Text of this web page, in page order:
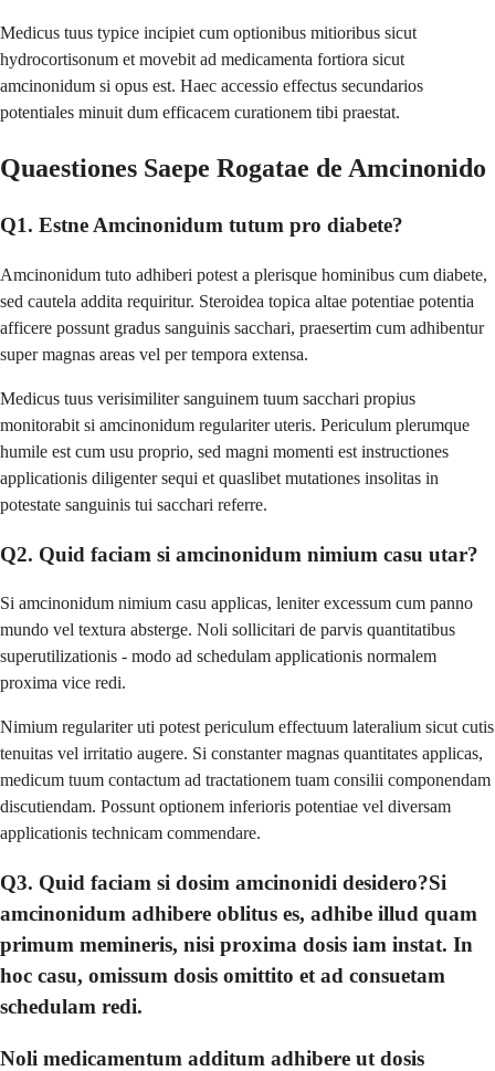
Medicus tuus typice incipiet cum optionibus mitioribus sicut
hydrocortisonum et movebit ad medicamenta fortiora sicut
amcinonidum si opus est. Haec accessio effectus secundarios
potentiales minuit dum efficacem curationem tibi praestat.
Quaestiones Saepe Rogatae de Amcinonido
Q1. Estne Amcinonidum tutum pro diabete?
Amcinonidum tuto adhiberi potest a plerisque hominibus cum diabete,
sed cautela addita requiritur. Steroidea topica altae potentiae potentia
afficere possunt gradus sanguinis sacchari, praesertim cum adhibentur
super magnas areas vel per tempora extensa.
Medicus tuus verisimiliter sanguinem tuum sacchari propius
monitorabit si amcinonidum regulariter uteris. Periculum plerumque
humile est cum usu proprio, sed magni momenti est instructiones
applicationis diligenter sequi et quaslibet mutationes insolitas in
potestate sanguinis tui sacchari referre.
Q2. Quid faciam si amcinonidum nimium casu utar?
Si amcinonidum nimium casu applicas, leniter excessum cum panno
mundo vel textura absterge. Noli sollicitari de parvis quantitatibus
superutilizationis - modo ad schedulam applicationis normalem
proxima vice redi.
Nimium regulariter uti potest periculum effectuum lateralium sicut cutis
tenuitas vel irritatio augere. Si constanter magnas quantitates applicas,
medicum tuum contactum ad tractationem tuam consilii componendam
discutiendam. Possunt optionem inferioris potentiae vel diversam
applicationis technicam commendare.
Q3. Quid faciam si dosim amcinonidi desidero?Si
amcinonidum adhibere oblitus es, adhibe illud quam
primum memineris, nisi proxima dosis iam instat. In
hoc casu, omissum dosis omittito et ad consuetam
schedulam redi.
Noli medicamentum additum adhibere ut dosis